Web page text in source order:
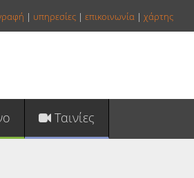
| υπηρεσίες | επικοινωνία | χάρτης
Ταινίες